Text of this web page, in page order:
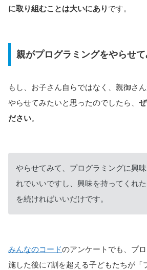
に取り組むことは大いにあり です。
親がプログラミングをやらせ
もし、お子さん自らではなく、親御さ
やらせてみたいと思ったのでしたら、
ださい。
やらせてみて、プログラミングに興
れでいいですし、興味を持ってくれ
を続ければいいだけです。
みんなのコードのアンケートでも、プ
施した後に7割を超える子どもたちが「